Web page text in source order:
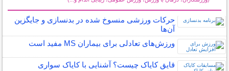
حرکات ورزشی منسوخ شده در بدنسازی و جایگزین
آن‌ها
ورزش‌های تعادلی برای بیماران MS مفید است
قایق کایاک چیست؟ آشنایی با کایاک سواری